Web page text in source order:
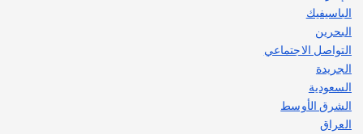
الباسيفيك
البحرين
التواصل الاجتماعي
الجريدة
السعودية
الشرق الأوسط
العراق